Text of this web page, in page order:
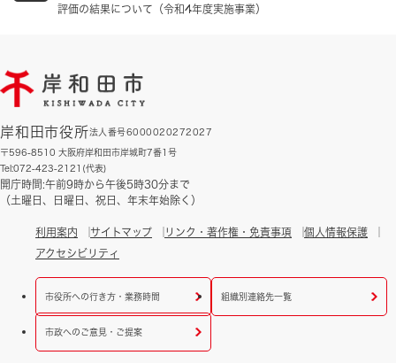
評価の結果について（令和4年度実施事業）
岸和田市役所法人番号6000020272027
〒596-8510 大阪府岸和田市岸城町7番1号
Tel:072-423-2121(代表)
開庁時間:午前9時から午後5時30分まで
（土曜日、日曜日、祝日、年末年始除く）
利用案内 サイトマップ リンク・著作権・免責事項
個人情報保護
アクセシビリティ
市役所への行き方・業務時間 組織別連絡先一覧
市政へのご意見・ご提案